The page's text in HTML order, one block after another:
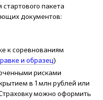
пакета
документов:
к соревнованиям
и образец)
рисками
в 1 млн рублей или
можно оформить